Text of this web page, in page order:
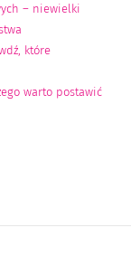
– niewielki
które
warto postawić